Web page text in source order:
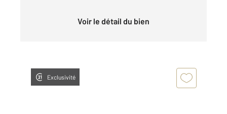
Voir le détail du bien
Exclusivité